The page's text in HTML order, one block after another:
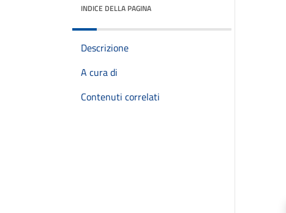
INDICE DELLA PAGINA
Descrizione
A cura di
Contenuti correlati